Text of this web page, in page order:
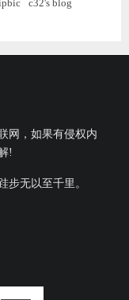
c32's blog
网，如果有侵权内
!
步无以至千里。